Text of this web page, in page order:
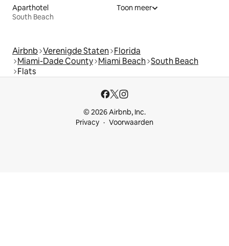
Aparthotel
South Beach
Toon meer
Airbnb Verenigde Staten Florida
Miami-Dade County Miami Beach South Beach
Flats
© 2026 Airbnb, Inc.
Privacy
Voorwaarden